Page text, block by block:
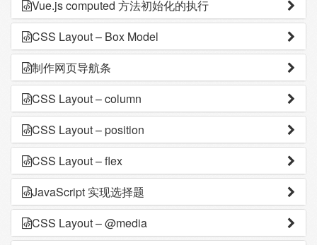
Vue.js computed 方法初始化的执行
CSS Layout – Box Model
制作网页导航条
CSS Layout – column
CSS Layout – position
CSS Layout – flex
JavaScript 实现选择题
CSS Layout – @media